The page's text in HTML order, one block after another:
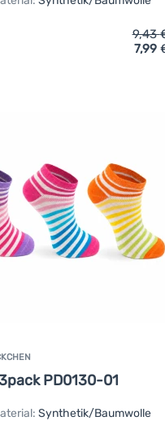
'Kindersocken
9,43
7,99
PD0130-01
Synthetik/Baumwolle